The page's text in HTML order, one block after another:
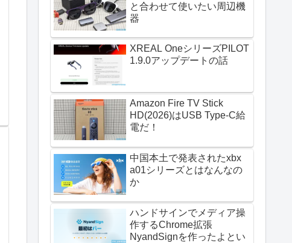
と合わせて使いたい周辺機
器
XREAL OneシリーズPILOT
1.9.0アップデートの話
Amazon Fire TV Stick
HD(2026)はUSB Type-C給
電だ！
中国本土で発表されたxbx
a01シリーズとはなんなの
か
ハンドサインでメディア操
作するChrome拡張
NyandSignを作ったよとい